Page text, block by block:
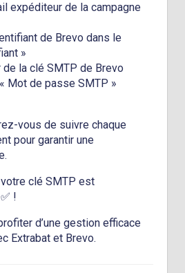
expéditeur de la campagne
de Brevo dans le
»
la clé SMTP de Brevo
Mot de passe SMTP »
vous de suivre chaque
pour garantir une
clé SMTP est
!
d’une gestion efficace
Extrabat et Brevo.